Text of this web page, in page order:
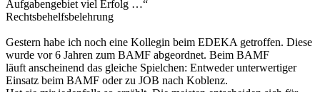
Aufgabengebiet viel Erfolg …“
Rechtsbehelfsbelehrung
Gestern habe ich noch eine Kollegin beim EDEKA getroffen. Diese
wurde vor 6 Jahren zum BAMF abgeordnet. Beim BAMF
läuft anscheinend das gleiche Spielchen: Entweder unterwertiger
Einsatz beim BAMF oder zu JOB nach Koblenz.